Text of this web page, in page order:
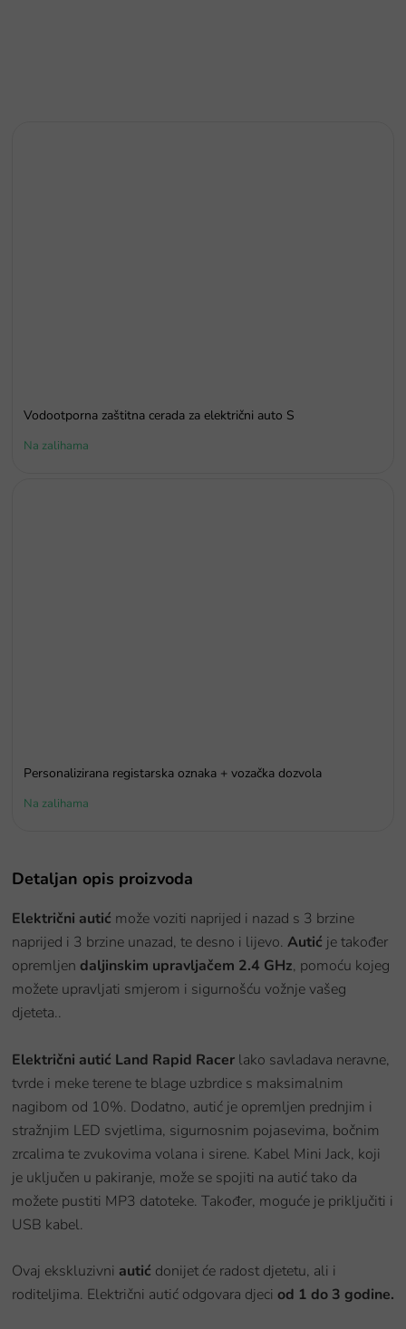
Vodootporna zaštitna cerada za električni auto S
Na zalihama
Personalizirana registarska oznaka + vozačka dozvola
Na zalihama
Detaljan opis proizvoda
Električni autić može voziti naprijed i nazad s 3 brzine
naprijed i 3 brzine unazad, te desno i lijevo. Autić je također
opremljen daljinskim upravljačem 2.4 GHz, pomoću kojeg
možete upravljati smjerom i sigurnošću vožnje vašeg
djeteta..
Električni autić Land Rapid Racer lako savladava neravne,
tvrde i meke terene te blage uzbrdice s maksimalnim
nagibom od 10%. Dodatno, autić je opremljen prednjim i
stražnjim LED svjetlima, sigurnosnim pojasevima, bočnim
zrcalima te zvukovima volana i sirene. Kabel Mini Jack, koji
je uključen u pakiranje, može se spojiti na autić tako da
možete pustiti MP3 datoteke. Također, moguće je priključiti i
USB kabel.
Ovaj ekskluzivni autić donijet će radost djetetu, ali i
roditeljima. Električni autić odgovara djeci od 1 do 3 godine.